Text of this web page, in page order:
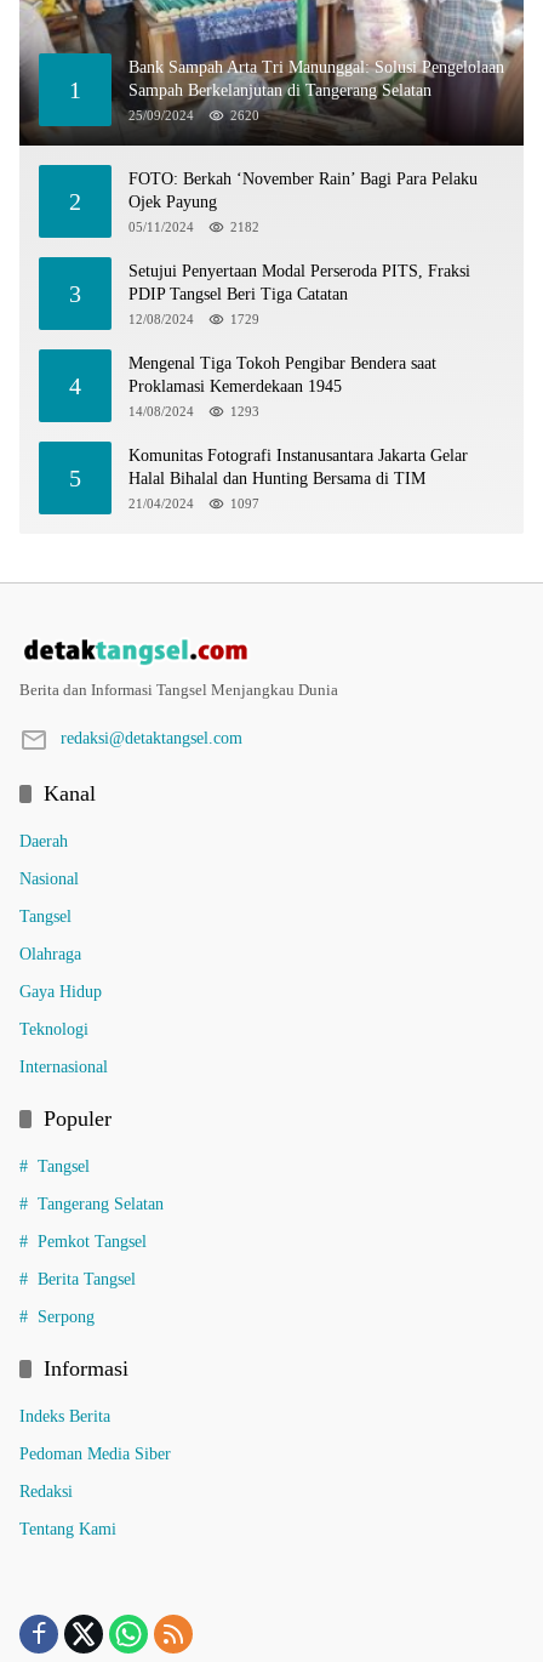
1
Bank Sampah Arta Tri Manunggal: Solusi Pengelolaan
Sampah Berkelanjutan di Tangerang Selatan
25/09/2024 2620
2
FOTO: Berkah ‘November Rain’ Bagi Para Pelaku
Ojek Payung
05/11/2024 2182
3
Setujui Penyertaan Modal Perseroda PITS, Fraksi
PDIP Tangsel Beri Tiga Catatan
12/08/2024 1729
4
Mengenal Tiga Tokoh Pengibar Bendera saat
Proklamasi Kemerdekaan 1945
14/08/2024 1293
5
Komunitas Fotografi Instanusantara Jakarta Gelar
Halal Bihalal dan Hunting Bersama di TIM
21/04/2024 1097
Berita dan Informasi Tangsel Menjangkau Dunia
redaksi@detaktangsel.com
Kanal
Daerah
Nasional
Tangsel
Olahraga
Gaya Hidup
Teknologi
Internasional
Populer
Tangsel
Tangerang Selatan
Pemkot Tangsel
Berita Tangsel
Serpong
Informasi
Indeks Berita
Pedoman Media Siber
Redaksi
Tentang Kami